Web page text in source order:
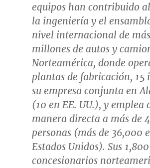
equipos han contribuido
la ingeniería y el
nivel internacional de
millones de autos y
Norteamérica, donde
plantas de fabricación, 15
su empresa conjunta en
(10 en EE. UU.), y emplea
manera directa a más de
personas (más de 36,000
Estados Unidos). Sus 1,800
concesionarios